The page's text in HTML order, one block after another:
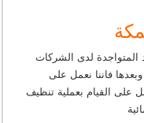
لدى الشركات
فاننا نعمل على
على القيام بعملية تنظيف